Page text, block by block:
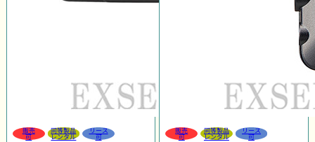
販売
可
同等製品
レンタル
リース
可
販売
可
同等製品
レンタル
リース
可